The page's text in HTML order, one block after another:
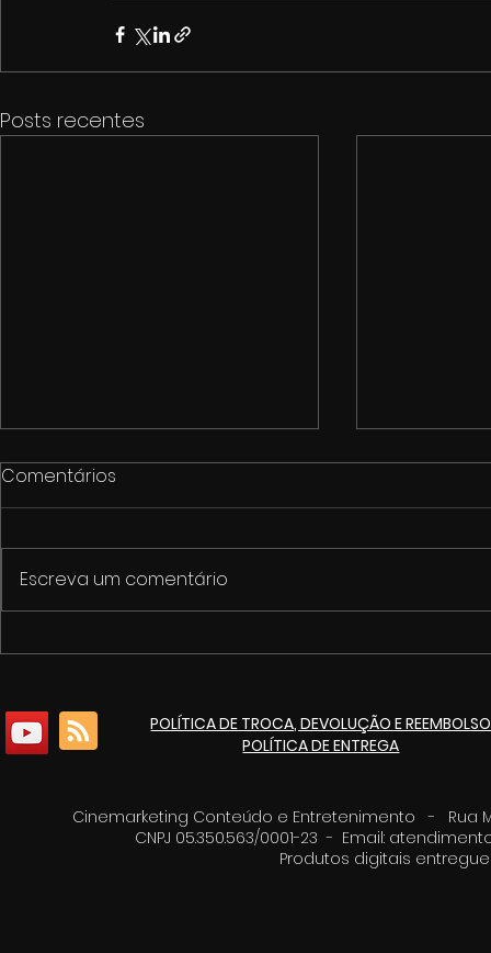
Posts recentes
1º Fórum de Cultura e
Itaúna
de 125
Comentários
Escreva um comentário
POLÍTICA DE TROCA, DEVOLUÇÃO E REEMBOLSO
POLÍTICA DE ENTREGA
Cinemarketing Conteúdo e Entretenimento - Rua
CNPJ 05.350.563/0001-23 - Email:
Produtos digitais